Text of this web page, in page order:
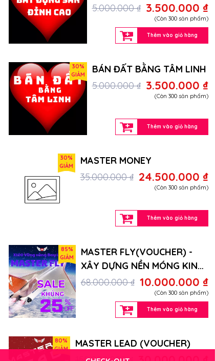
5.000.000 ₫ 3.500.000 ₫
(Còn 300 sản phẩm)
Thêm vào giỏ hàng
30%
GIẢM
BÁN ĐẤT BẰNG TÂM LINH
5.000.000 ₫ 3.500.000 ₫
(Còn 300 sản phẩm)
Thêm vào giỏ hàng
30%
GIẢM
MASTER MONEY
35.000.000 ₫ 24.500.000 ₫
(Còn 300 sản phẩm)
Thêm vào giỏ hàng
85%
GIẢM
MASTER FLY(VOUCHER) -
XÂY DỰNG NỀN MÓNG KINH
DOANH THÀNH CÔNG
68.000.000 ₫ 10.000.000 ₫
(Còn 300 sản phẩm)
Thêm vào giỏ hàng
80%
GIẢM
MASTER LEAD (VOUCHER)